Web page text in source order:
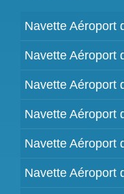
Navette Aéroport
Navette Aéroport
Navette Aéroport
Navette Aéroport
Navette Aéroport
Navette Aéroport